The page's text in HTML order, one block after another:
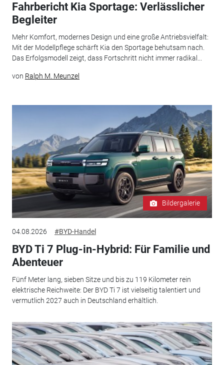
Fahrbericht Kia Sportage: Verlässlicher
Begleiter
Mehr Komfort, modernes Design und eine große Antriebsvielfalt:
Mit der Modellpflege schärft Kia den Sportage behutsam nach.
Das Erfolgsmodell zeigt, dass Fortschritt nicht immer radikal...
von Ralph M. Meunzel
Bildergalerie
04.08.2026 #BYD-Handel
BYD Ti 7 Plug-in-Hybrid: Für Familie und
Abenteuer
Fünf Meter lang, sieben Sitze und bis zu 119 Kilometer rein
elektrische Reichweite: Der BYD Ti 7 ist vielseitig talentiert und
vermutlich 2027 auch in Deutschland erhältlich.